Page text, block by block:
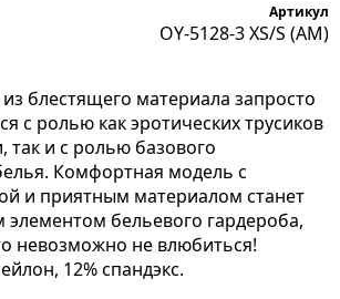
Артикул
OY-5128-3 XS/S (AM)
блестящего материала запросто
с ролью как эротических трусиков
так и с ролью базового
Комфортная модель с
и приятным материалом станет
бельевого гардероба,
невозможно не влюбиться!
12% спандэкс.